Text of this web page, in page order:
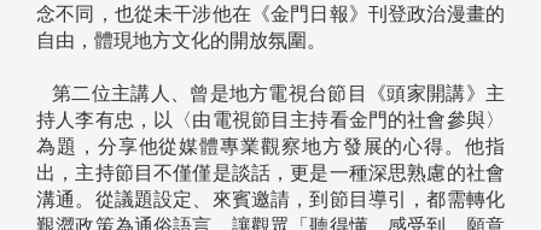
念不同，也從未干涉他在《金門日報》刊登政治漫畫的
自由，體現地方文化的開放氛圍。
第二位主講人、曾是地方電視台節目《頭家開講》主
持人李有忠，以〈由電視節目主持看金門的社會參與〉
為題，分享他從媒體專業觀察地方發展的心得。他指
出，主持節目不僅僅是談話，更是一種深思熟慮的社會
溝通。從議題設定、來賓邀請，到節目導引，都需轉化